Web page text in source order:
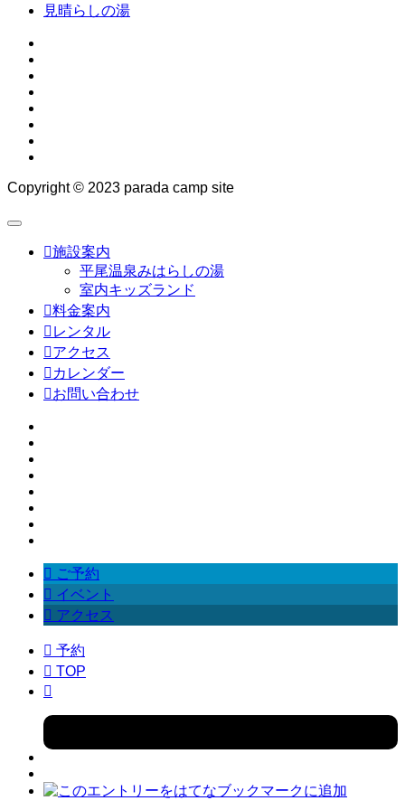
見晴らしの湯
Copyright © 2023 parada camp site
施設案内
平尾温泉みはらしの湯
室内キッズランド
料金案内
 レンタル
アクセス
 カレンダー
お問い合わせ
 ご予約
 イベント
 アクセス
 予約
 TOP
